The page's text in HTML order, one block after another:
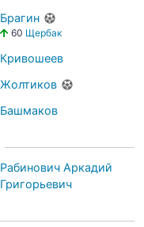
Брагин
60 Щербак
Кривошеев
Жолтиков
Башмаков
Рабинович Аркадий
Григорьевич